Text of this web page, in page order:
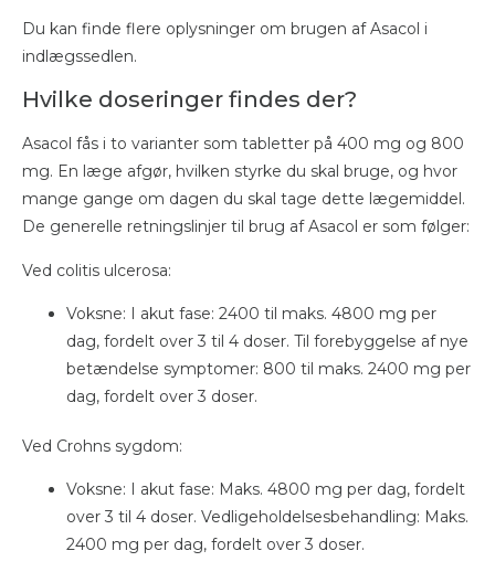
Du kan finde flere oplysninger om brugen af Asacol i
indlægssedlen.
Hvilke doseringer findes der?
Asacol fås i to varianter som tabletter på 400 mg og 800
mg. En læge afgør, hvilken styrke du skal bruge, og hvor
mange gange om dagen du skal tage dette lægemiddel.
De generelle retningslinjer til brug af Asacol er som følger:
Ved colitis ulcerosa:
Voksne: I akut fase: 2400 til maks. 4800 mg per
dag, fordelt over 3 til 4 doser. Til forebyggelse af nye
betændelse symptomer: 800 til maks. 2400 mg per
dag, fordelt over 3 doser.
Ved Crohns sygdom:
Voksne: I akut fase: Maks. 4800 mg per dag, fordelt
over 3 til 4 doser. Vedligeholdelsesbehandling: Maks.
2400 mg per dag, fordelt over 3 doser.